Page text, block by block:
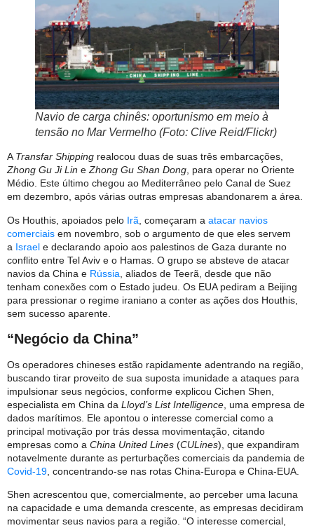
Navio de carga chinês: oportunismo em meio à
tensão no Mar Vermelho (Foto: Clive Reid/Flickr)
ATransfar Shipping realocou duas de suas três embarcações,
Zhong Gu Ji Lin eZhong Gu Shan Dong, para operar no Oriente
Médio. Este último chegou ao Mediterrâneo pelo Canal de Suez
em dezembro, após várias outras empresas abandonarem a área.
Os Houthis, apoiados pelo Irã , começaram a atacar navios
comerciais em novembro, sob o argumento de que eles servem
a Israel e declarando apoio aos palestinos de Gaza durante no
conflito entre Tel Aviv e o Hamas. O grupo se absteve de atacar
navios da China e Rússia , aliados de Teerã, desde que não
tenham conexões com o Estado judeu. Os EUA pediram a Beijing
para pressionar o regime iraniano a conter as ações dos Houthis,
sem sucesso aparente.
“Negócio da China”
Os operadores chineses estão rapidamente adentrando na região,
buscando tirar proveito de sua suposta imunidade a ataques para
impulsionar seus negócios, conforme explicou Cichen Shen,
especialista em China da Lloyd’s List Intelligence , uma empresa de
dados marítimos. Ele apontou o interesse comercial como a
principal motivação por trás dessa movimentação, citando
empresas como a China United Lines (CULines), que expandiram
notavelmente durante as perturbações comerciais da pandemia de
Covid-19 , concentrando-se nas rotas China-Europa e China-EUA.
Shen acrescentou que, comercialmente, ao perceber uma lacuna
na capacidade e uma demanda crescente, as empresas decidiram
movimentar seus navios para a região. “O interesse comercial,